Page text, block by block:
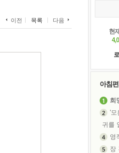
이전 목록 다음
현
아침
희
'모
영
장